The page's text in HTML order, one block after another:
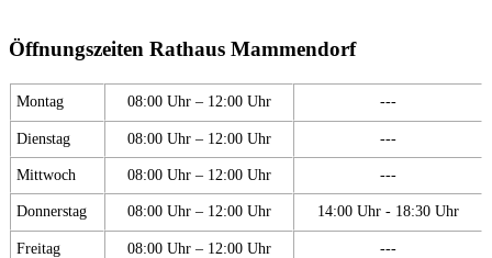
Öffnungszeiten Rathaus Mammendorf
Montag 08:00 Uhr – 12:00 Uhr ---
Dienstag 08:00 Uhr – 12:00 Uhr ---
Mittwoch 08:00 Uhr – 12:00 Uhr ---
Donnerstag 08:00 Uhr – 12:00 Uhr 14:00 Uhr - 18:30 Uhr
Freitag 08:00 Uhr – 12:00 Uhr ---